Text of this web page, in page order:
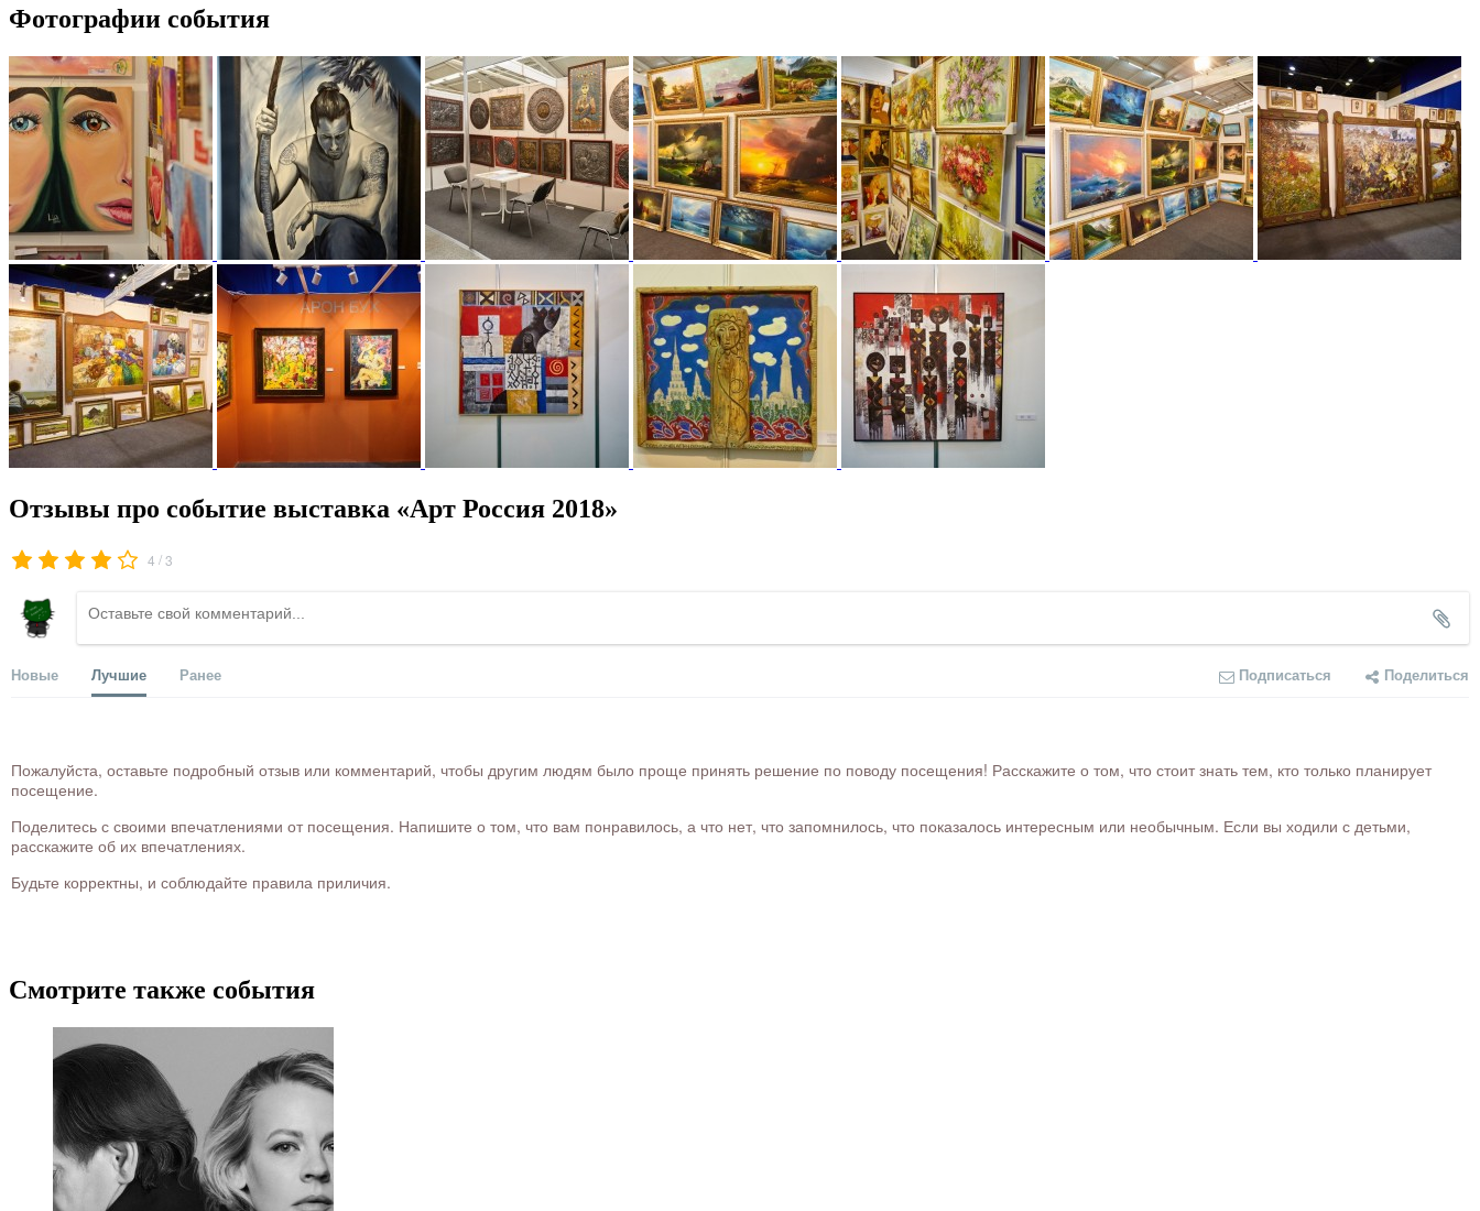
Фотографии события
Отзывы про событие выставка «Арт Россия 2018»
4 /3
Новые Лучшие Ранее Подписаться Поделиться
Пожалуйста, оставьте подробный отзыв или комментарий, чтобы другим людям было проще принять решение по поводу посещения! Расскажите о том, что стоит знать тем, кто только планирует
посещение.
Поделитесь с своими впечатлениями от посещения. Напишите о том, что вам понравилось, а что нет, что запомнилось, что показалось интересным или необычным. Если вы ходили с детьми,
расскажите об их впечатлениях.
Будьте корректны, и соблюдайте правила приличия.
Смотрите также события